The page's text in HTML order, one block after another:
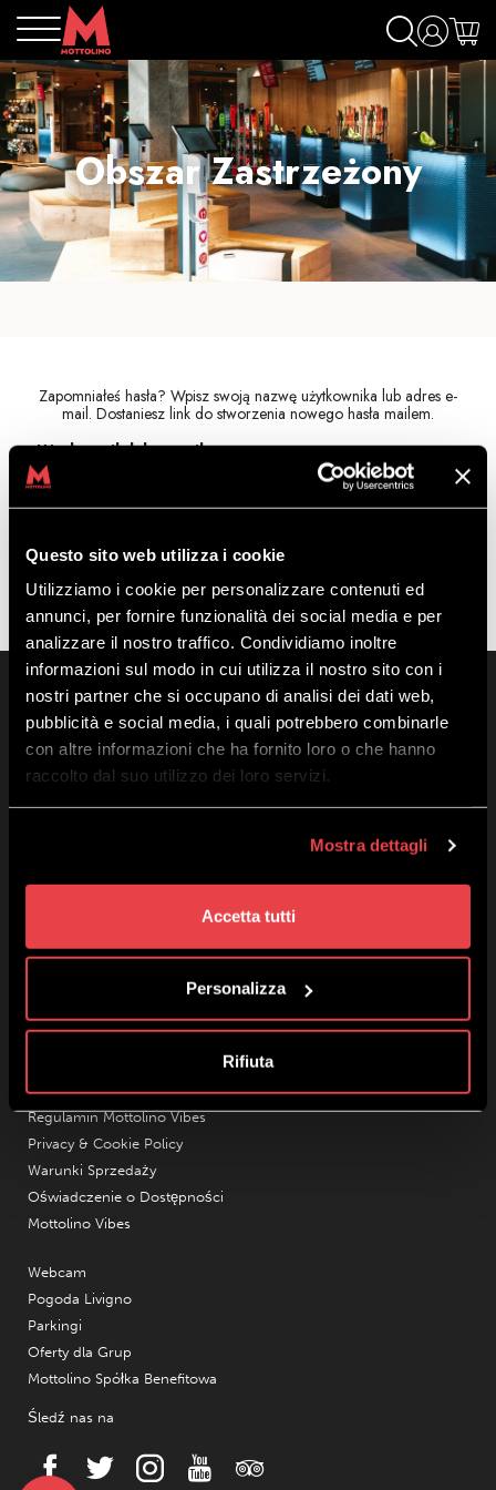
Questo sito web utilizza i cookie
Utilizziamo i cookie per personalizzare contenuti ed
annunci, per fornire funzionalità dei social media e per
analizzare il nostro traffico. Condividiamo inoltre
informazioni sul modo in cui utilizza il nostro sito con i
nostri partner che si occupano di analisi dei dati web,
pubblicità e social media, i quali potrebbero combinarle
con altre informazioni che ha fornito loro o che hanno
raccolto dal suo utilizzo dei loro servizi.
Mostra dettagli
Accetta tutti
Personalizza
Rifiuta
Obszar Zastrzeżony
Zapomniałeś hasła? Wpisz swoją nazwę użytkownika lub adres e-
mail. Dostaniesz link do stworzenia nowego hasła mailem.
Użytkownik lub e-mail
Kapitał zakładowy € 8.772.000,00 – REA di Sondrio n. 41452
Copyright 2019 Mottolino S.p.A.- Website:
Godziny otwarcia HQ Mottolino:08:30–18:00
Godziny działania gondoli:
09:00-16:40
Kim Jesteśmy
Pracuj znami
Regulamin Mottolino Vibes
Privacy & Cookie Policy
Warunki Sprzedaży
Oświadczenie o Dostępności
Mottolino Vibes
Webcam
Pogoda Livigno
Parkingi
Oferty dla Grup
Mottolino Spółka Benefitowa
Śledź nas na